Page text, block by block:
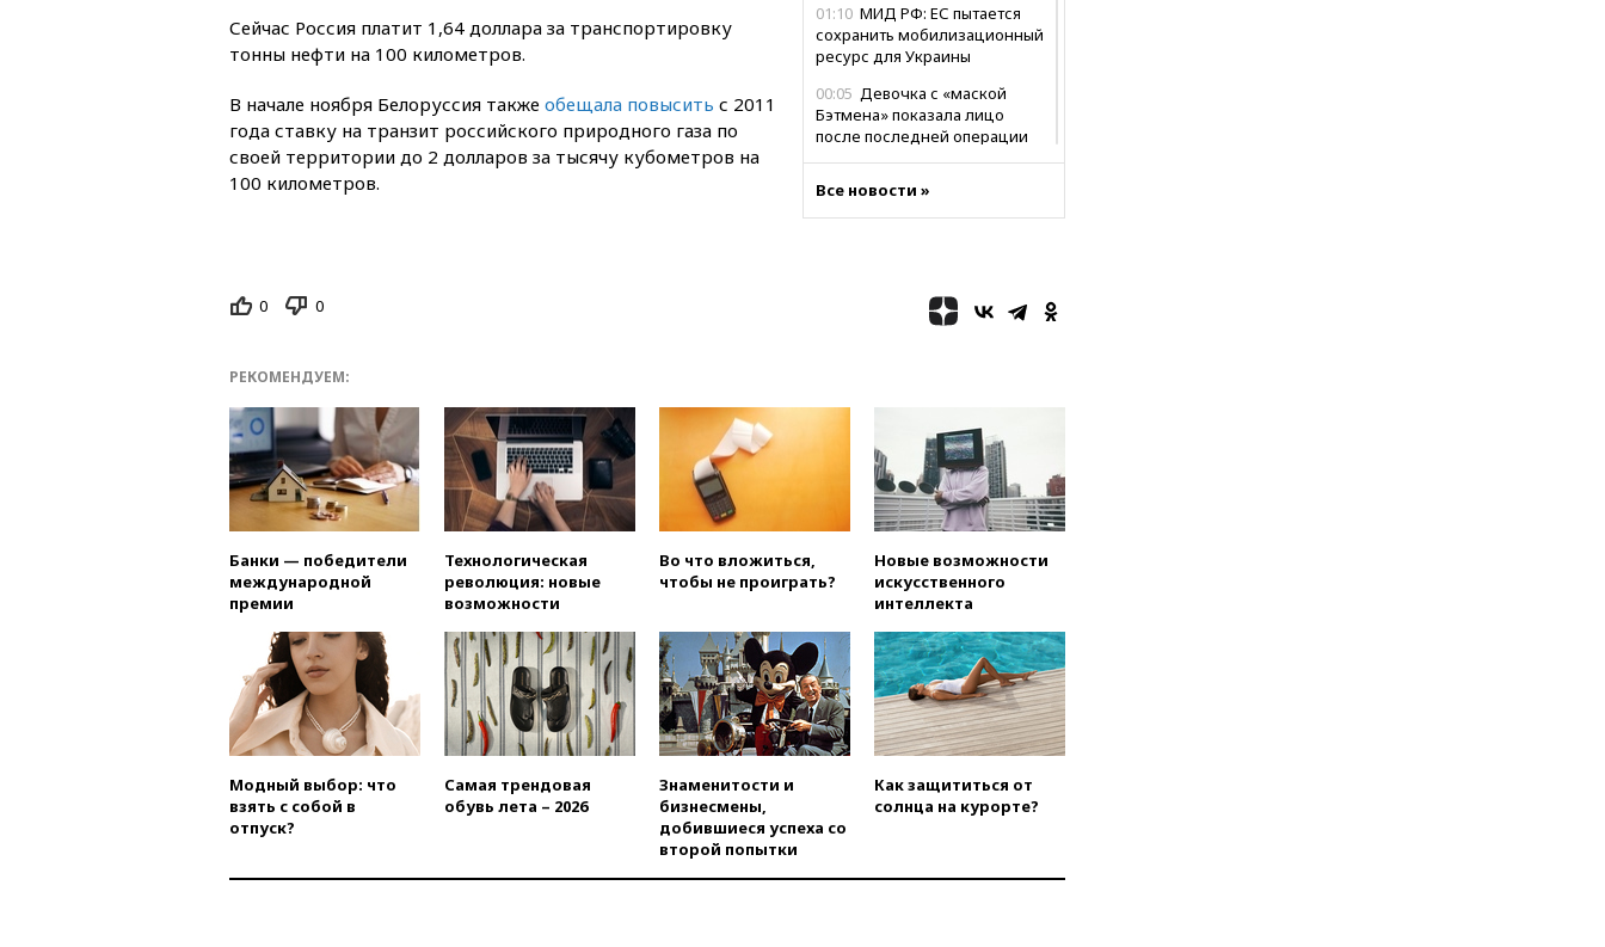
01:10 МИД РФ: ЕС пытается
сохранить мобилизационный
ресурс для Украины
00:05 Девочка с «маской
Бэтмена» показала лицо
после последней операции
историка Артема Кирпиченка
арестовали в Израиле
Пост Дмитриева в
Минпромторг:
банкротство «Кванта» не
означает прекращения
производства телевизоров в
вчера, 22:35Семь грузовых
вагонов сошли с рельсов в
Оренбургской области
вчера, 22:22Минфин: в июле
выросли нефтегазовые
доходы российского бюджета
вчера, 22:15Аксаков: ЦБ
согласовал первый стандарт
исламского банкинга
вчера, 21:43 Организаторы
«Интервидения»
подтвердили, что конкурс
Все новости »
Сейчас Россия платит 1,64 доллара за транспортировку
тонны нефти на 100 километров.
В начале ноября Белоруссия также обещала повысить с 2011
года ставку на транзит российского природного газа по
своей территории до 2 долларов за тысячу кубометров на
100 километров.
0 0
РЕКОМЕНДУЕМ:
Банки — победители
международной
премии
Технологическая
революция: новые
возможности
Во что вложиться,
чтобы не проиграть?
Новые возможности
искусственного
интеллекта
Модный выбор: что
взять с собой в
отпуск?
Самая трендовая
обувь лета – 2026
Знаменитости и
бизнесмены,
добившиеся успеха со
второй попытки
Как защититься от
солнца на курорте?